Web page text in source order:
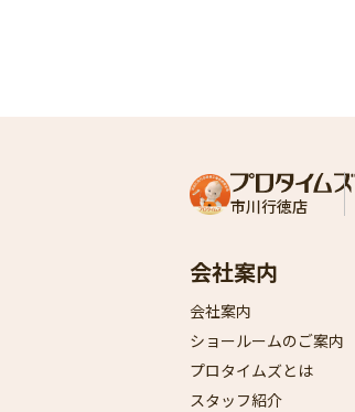
市川行徳店
会社案内
会社案内
ショールームのご案内
プロタイムズとは
スタッフ紹介